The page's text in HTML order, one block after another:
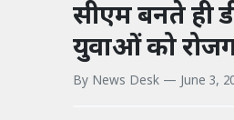
सीएम बनते ही
युवाओं को
By News Desk — June 3,